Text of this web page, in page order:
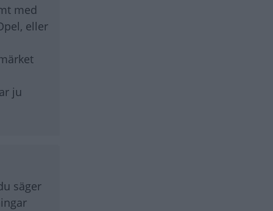
med
eller
ju
säger